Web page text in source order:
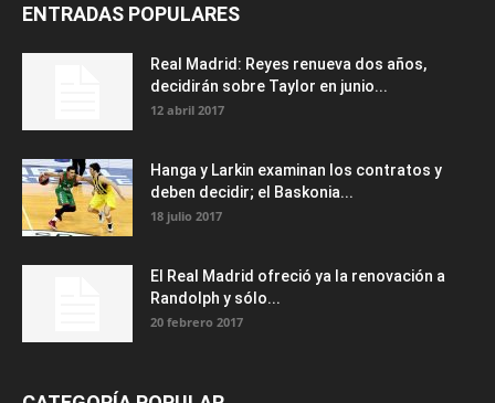
ENTRADAS POPULARES
Real Madrid: Reyes renueva dos años,
decidirán sobre Taylor en junio...
12 abril 2017
Hanga y Larkin examinan los contratos y
deben decidir; el Baskonia...
18 julio 2017
El Real Madrid ofreció ya la renovación a
Randolph y sólo...
20 febrero 2017